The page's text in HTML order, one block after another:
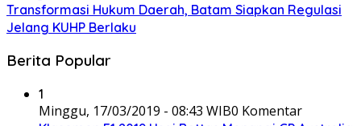
Transformasi Hukum Daerah, Batam Siapkan Regulasi
Jelang KUHP Berlaku
Berita Popular
1
Minggu, 17/03/2019 - 08:43 WIB0 Komentar